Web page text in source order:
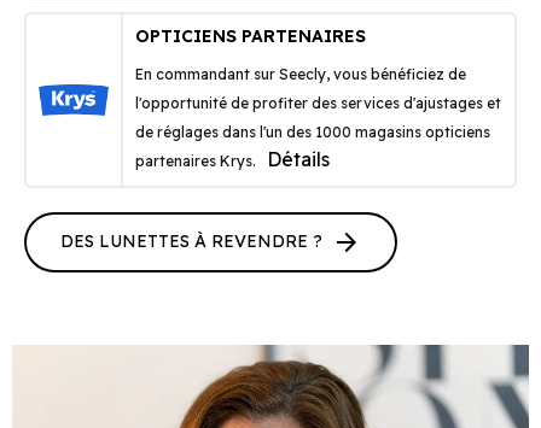
OPTICIENS PARTENAIRES
En commandant sur Seecly, vous bénéficiez de
l'opportunité de profiter des services d'ajustages et
de réglages dans l'un des 1000 magasins opticiens
partenaires Krys.
Détails
DES LUNETTES À REVENDRE ? arrow_forward